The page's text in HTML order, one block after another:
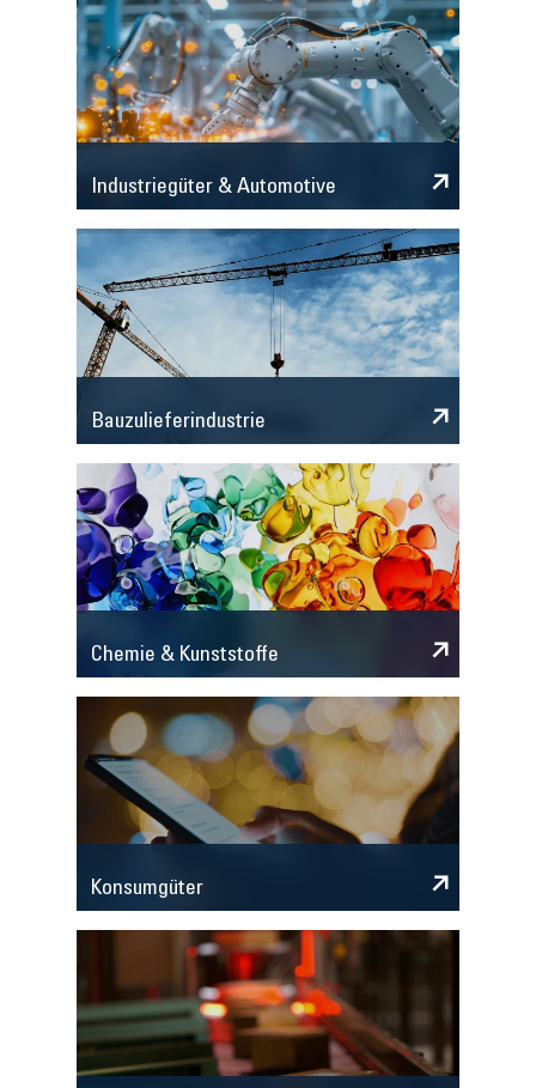
Industriegüter & Automotive
Bauzulieferindustrie
Chemie & Kunststoffe
Konsumgüter